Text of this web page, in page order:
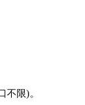
限)。